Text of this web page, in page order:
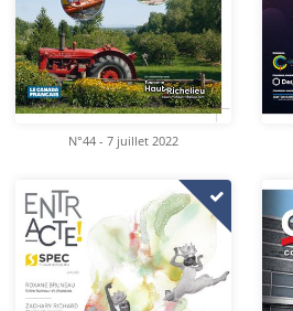
N°44 - 7 juillet 2022